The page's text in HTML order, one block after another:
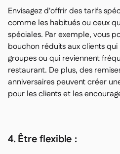
Envisagez d'offrir des tarifs
comme les habitués ou ceux
spéciales. Par exemple, vous
bouchon réduits aux clients
groupes ou qui reviennent
restaurant. De plus, des
anniversaires peuvent créer
pour les clients et les
4. Être flexible :